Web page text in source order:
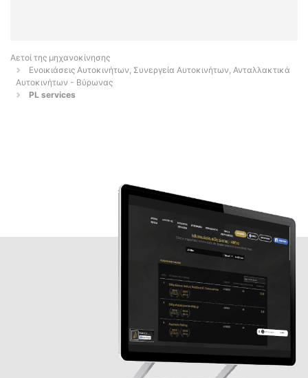
Αετοί της μηχανοκίνησης
Ενοικιάσεις Αυτοκινήτων, Συνεργεία Αυτοκινήτων, Ανταλλακτικά
Αυτοκινήτων - Βύρωνας
PL services